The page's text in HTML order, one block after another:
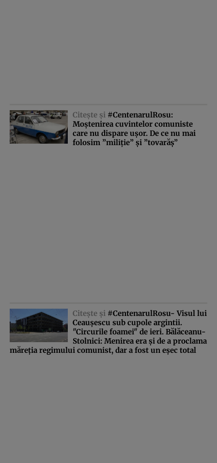
Citeşte şi #CentenarulRosu:
Moştenirea cuvintelor comuniste
care nu dispare uşor. De ce nu mai
folosim ”miliţie” şi ”tovarăş”
Citeşte şi #CentenarulRosu- Visul lui
Ceauşescu sub cupole argintii.
"Circurile foamei" de ieri. Bălăceanu-
Stolnici: Menirea era şi de a proclama
măreţia regimului comunist, dar a fost un eşec total